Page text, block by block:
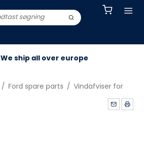
We ship all over europe
/ Ford spare parts / Vindafviser for